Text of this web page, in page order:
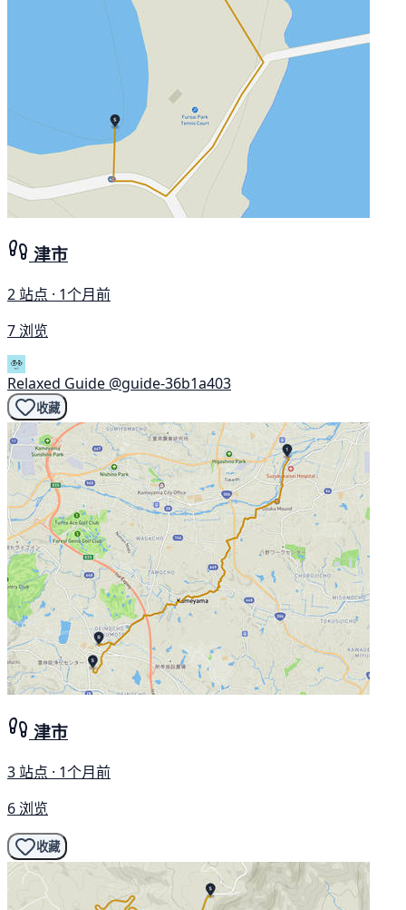
津市
2 站点 · 1个月前
7 浏览
Relaxed Guide @guide-36b1a403
收藏
津市
3 站点 · 1个月前
6 浏览
收藏